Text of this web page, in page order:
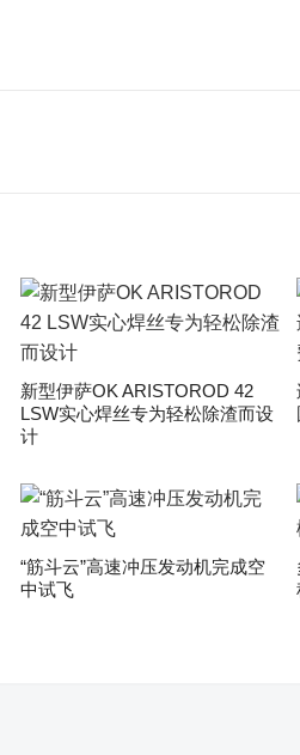
新型伊萨OK ARISTOROD 42
LSW实心焊丝专为轻松除渣而设
计
“筋斗云”高速冲压发动机完成空
中试飞